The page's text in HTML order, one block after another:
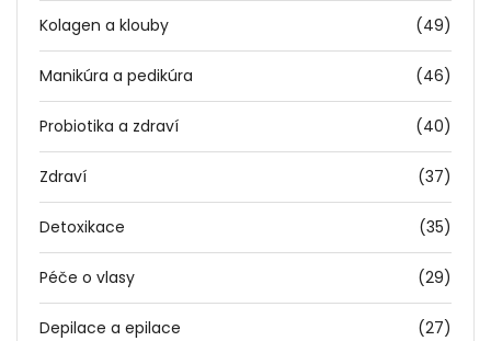
Kolagen a klouby (49)
Manikúra a pedikúra (46)
Probiotika a zdraví (40)
Zdraví (37)
Detoxikace (35)
Péče o vlasy (29)
Depilace a epilace (27)